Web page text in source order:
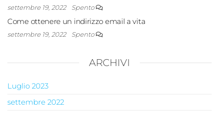
settembre 19, 2022 Spento
Come ottenere un indirizzo email a vita
settembre 19, 2022 Spento
ARCHIVI
Luglio 2023
settembre 2022